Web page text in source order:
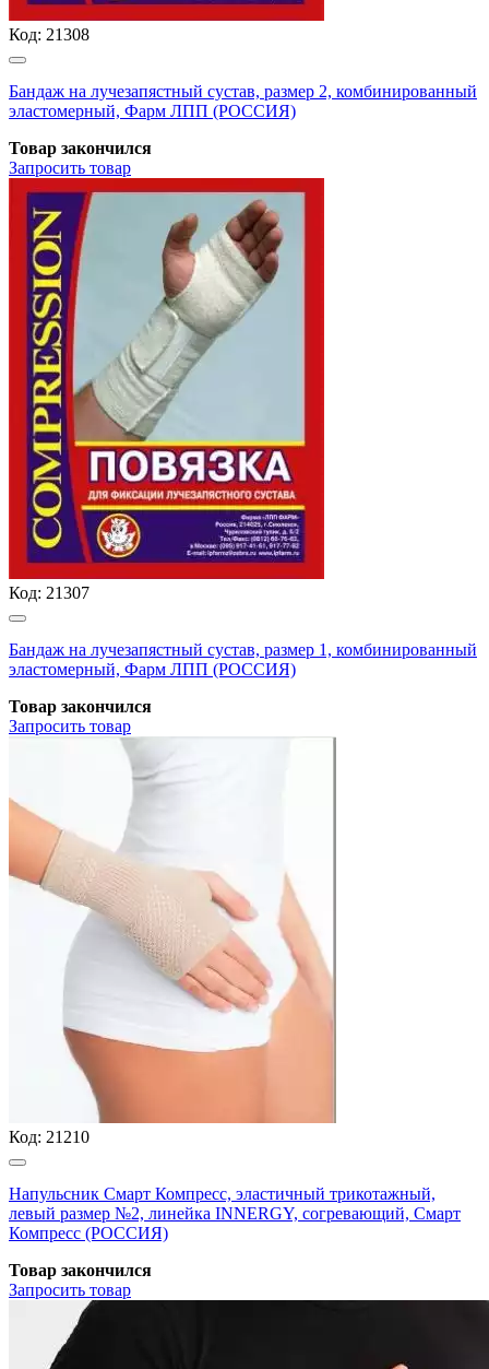
Код: 21308
Бандаж на лучезапястный сустав, размер 2, комбинированный
эластомерный, Фарм ЛПП (РОССИЯ)
Товар закончился
Запросить товар
Код: 21307
Бандаж на лучезапястный сустав, размер 1, комбинированный
эластомерный, Фарм ЛПП (РОССИЯ)
Товар закончился
Запросить товар
Код: 21210
Напульсник Смарт Компресс, эластичный трикотажный,
левый размер №2, линейка INNERGY, согревающий, Смарт
Компресс (РОССИЯ)
Товар закончился
Запросить товар